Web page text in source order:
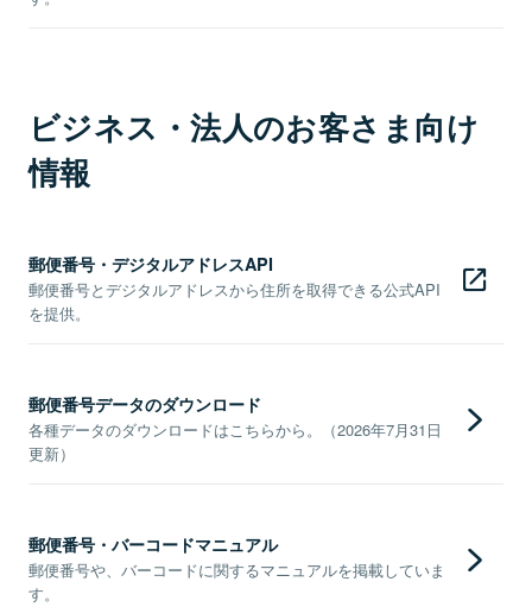
ビジネス・法人のお客さま向け
情報
郵便番号・デジタルアドレスAPI
郵便番号とデジタルアドレスから住所を取得できる公式API
を提供。
郵便番号データのダウンロード
各種データのダウンロードはこちらから。（2026年7月31日
更新）
郵便番号・バーコードマニュアル
郵便番号や、バーコードに関するマニュアルを掲載していま
す。